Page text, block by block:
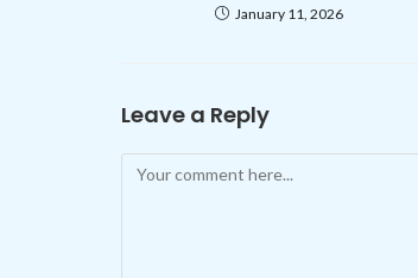
January 11, 2026
Leave a Reply
Comment